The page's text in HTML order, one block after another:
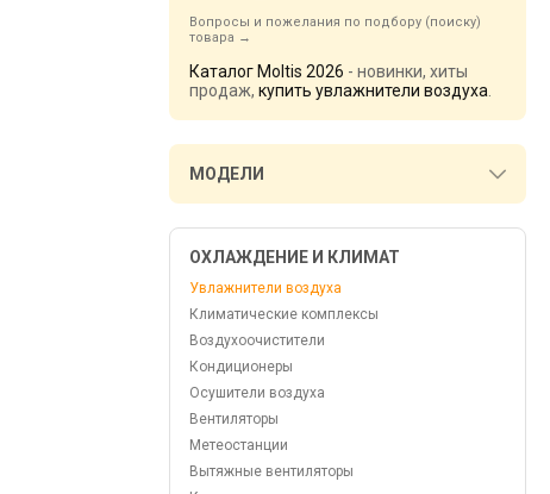
Вопросы и пожелания по подбору (поиску)
товара
Каталог Moltis 2026 - новинки, хиты
продаж, купить увлажнители воздуха
МОДЕЛИ
ОХЛАЖДЕНИЕ И КЛИМАТ
Увлажнители воздуха
Климатические комплексы
Воздухоочистители
Кондиционеры
Осушители воздуха
Вентиляторы
Метеостанции
Вытяжные вентиляторы